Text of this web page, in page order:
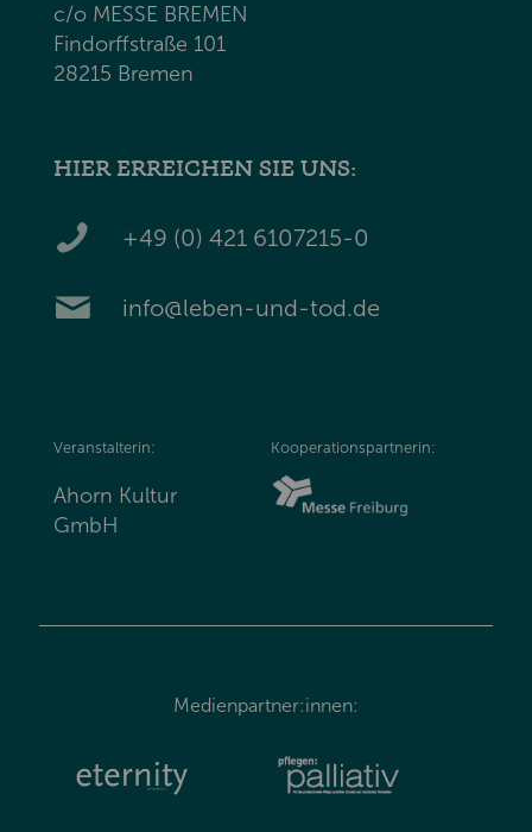
c/o MESSE BREMEN
Findorffstraße 101
28215 Bremen
HIER ERREICHEN SIE UNS:
+49 (0) 421 6107215-0
info@leben-und-tod.de
Veranstalterin:
Ahorn Kultur
GmbH
Kooperationspartnerin:
Medienpartner:innen: